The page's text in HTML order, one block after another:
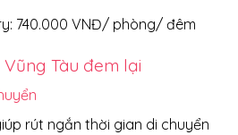
740.000 VNĐ/ phòng/ đêm
Tàu đem lại
rút ngắn thời gian di chuyển